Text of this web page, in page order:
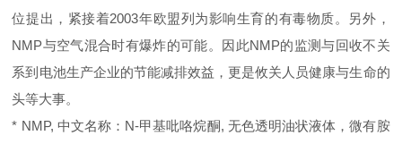
位提出，紧接着2003年欧盟列为影响生育的有毒物质。另外，
NMP与空气混合时有爆炸的可能。因此NMP的监测与回收不关
系到电池生产企业的节能减排效益，更是攸关人员健康与生命的
头等大事。
* NMP, 中文名称： N-甲基吡咯烷酮, 无色透明油状液体，微有胺